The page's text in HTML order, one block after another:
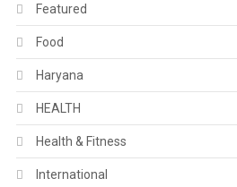
Featured
Food
Haryana
HEALTH
Health & Fitness
International